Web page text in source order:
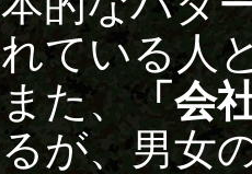
ている人
た、「会
が、男女